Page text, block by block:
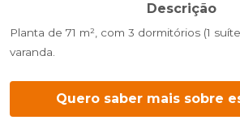
Descrição
Planta de 71 m², com 3 dormitórios (1
varanda.
Quero saber mais sobre